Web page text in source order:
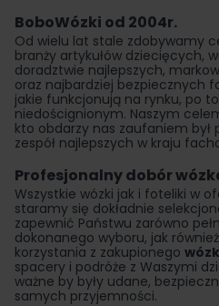
BoboWózki od 2004r.
Od wielu lat stale zdobywamy
branży artykułów dziecięcych,
doradztwie najlepszych,
oraz najbardziej bezpiecznych
jakie funkcjonują na rynku, po
niedoścignionym. Naszym
kto obdarzy nas zaufaniem był
zespół najlepszych w kraju
Profesjonalny dobór
Wszystkie wózki jak i foteliki w
staramy się dokładnie
zapewnić Państwu zarówno
dokonanego wyboru, jak
korzystania z zakupionego
spacery i podróże z Waszymi
ważne by były udane,
samych przyjemności.